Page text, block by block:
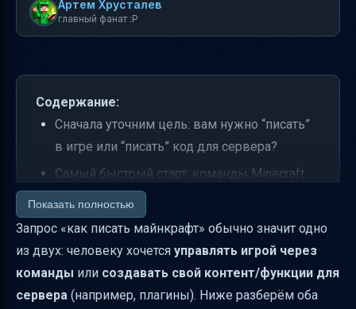
Артем Хрусталев
главный фанат :P
Содержание:
Сначала уточним цель: вам нужно “писать”
в игре или “писать” код для сервера?
Самый быстрый старт: команды Minecraft
(что “писать” прямо в игре)
Как “писать” на сервере от имени
«ВНИМАНИЕ»: сообщения и правила
Если вы хотите делать “своё”: minecraft-
плагины на Java — с чего начинать
Показать полностью
Запрос «как писать майнкрафт» обычно значит одно
из двух: человеку хочется управлять игрой через
команды или создавать свой контент/функции для
сервера (например, плагины). Ниже разберём оба